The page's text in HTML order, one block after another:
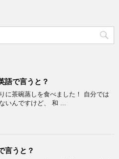
語で言うと？
に茶碗蒸しを食べました！ 自分では
いんですけど、 和 ...
言うと？